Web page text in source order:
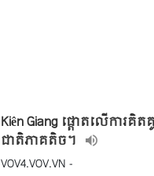
Kiên Giang ផ្ដោតលើការ
ជាតិភាគតិច។
VOV4.VOV.VN -